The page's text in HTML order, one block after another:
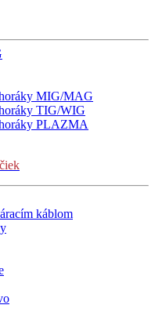
MIG/MAG
TIG/WIG
PLAZMA
káblom